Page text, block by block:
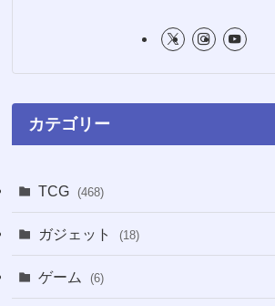
カテゴリー
TCG (468)
(16)
ガジェット (18)
ゲーム (6)